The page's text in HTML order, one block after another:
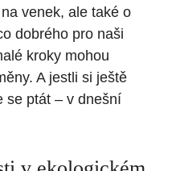
venek, ale také o
dobrého pro naši
kroky mohou
A jestli si ještě
se ptát – v dnešní